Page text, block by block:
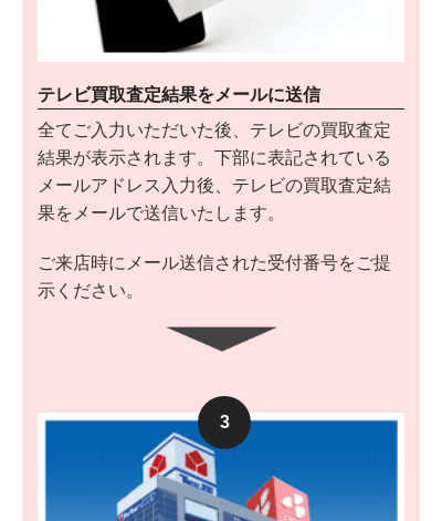
テレビ買取査定結果をメールに送信
全てご入力いただいた後、テレビの買取査定
結果が表示されます。下部に表記されている
メールアドレス入力後、テレビの買取査定結
果をメールで送信いたします。
ご来店時にメール送信された受付番号をご提
示ください。